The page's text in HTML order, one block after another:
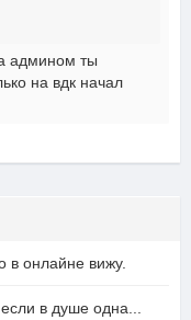
админом ты
на вдк начал
в онлайне вижу.
в душе одна...